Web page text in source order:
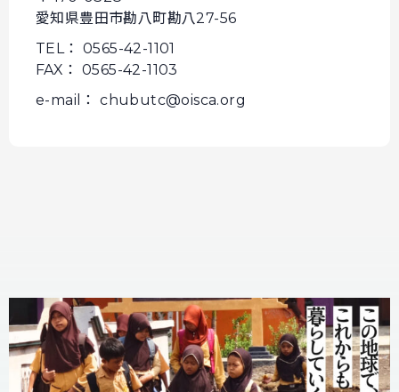
愛知県豊田市勘八町勘八27-56
TEL： 0565-42-1101
FAX： 0565-42-1103
e-mail： chubutc@oisca.org